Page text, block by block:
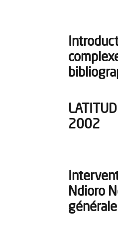
2002
Ndioro